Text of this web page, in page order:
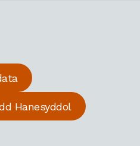
Hanesyddol